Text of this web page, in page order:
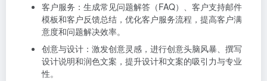
客户服务：生成常见问题解答（FAQ）、客户支持邮件
模板和客户反馈总结，优化客户服务流程，提高客户满
意度和问题解决效率。
创意与设计：激发创意灵感，进行创意头脑风暴、撰写
设计说明和润色文案，提升设计和文案的吸引力与专业
性。